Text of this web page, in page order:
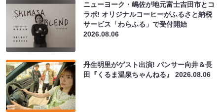
ニューヨーク・嶋佐が地元富士吉田市とコ
ラボ! オリジナルコーヒーがふるさと納税
サービス「わらふる」で受付開始
2026.08.06
丹生明里がゲスト出演! パンサー向井＆長
田『くるま温泉ちゃんねる』2026.08.06